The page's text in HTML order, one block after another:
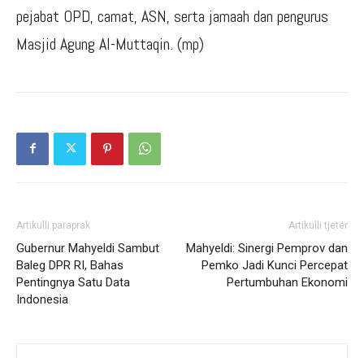
pejabat OPD, camat, ASN, serta jamaah dan pengurus
Masjid Agung Al-Muttaqin. (mp)
Artikulli paraprak
Gubernur Mahyeldi Sambut
Baleg DPR RI, Bahas
Pentingnya Satu Data
Indonesia
Artikulli tjetër
Mahyeldi: Sinergi Pemprov dan
Pemko Jadi Kunci Percepat
Pertumbuhan Ekonomi